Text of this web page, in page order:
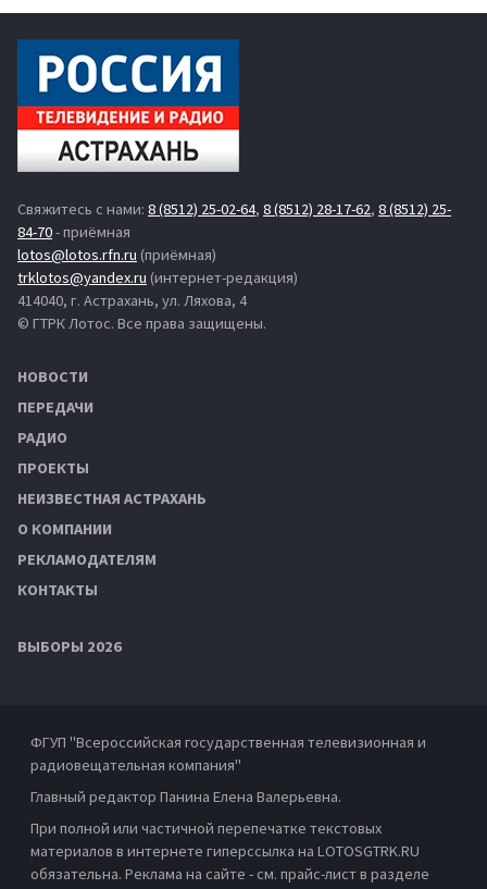
Свяжитесь с нами: 8 (8512) 25-02-64, 8 (8512) 28-17-62, 8 (8512) 25-
84-70- приёмная
lotos@lotos.rfn.ru (приёмная)
trklotos@yandex.ru (интернет-редакция)
414040, г. Астрахань, ул. Ляхова, 4
© ГТРК Лотос. Все права защищены.
НОВОСТИ
ПЕРЕДАЧИ
РАДИО
ПРОЕКТЫ
НЕИЗВЕСТНАЯ АСТРАХАНЬ
О КОМПАНИИ
РЕКЛАМОДАТЕЛЯМ
КОНТАКТЫ
ВЫБОРЫ 2026
ФГУП "Всероссийская государственная телевизионная и
радиовещательная компания"
Главный редактор Панина Елена Валерьевна.
При полной или частичной перепечатке текстовых
материалов в интернете гиперссылка на LOTOSGTRK.RU
обязательна. Реклама на сайте - см. прайс-лист в разделе